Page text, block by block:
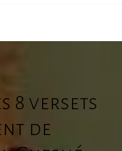
8 versets
de